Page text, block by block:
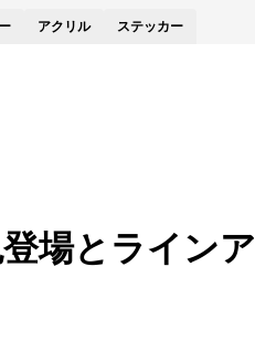
アクリル ステッカー
場とラインア